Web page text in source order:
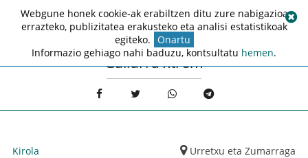
Gailurra xtrem
Kirola Urretxu eta Zumarraga
Webgune honek cookie-ak erabiltzen ditu zure nabigazioa
errazteko, publizitatea erakusteko eta analisi estatistikoak
egiteko. Onartu
Informazio gehiago nahi baduzu, kontsultatu hemen.